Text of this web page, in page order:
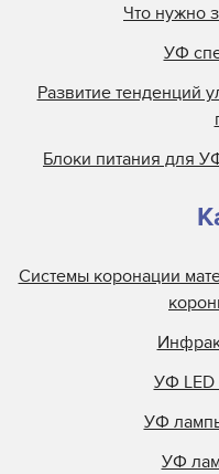
Что нужно
УФ
Развитие тенденций
Блоки питания для
Системы коронации
УФ LED
УФ
УФ